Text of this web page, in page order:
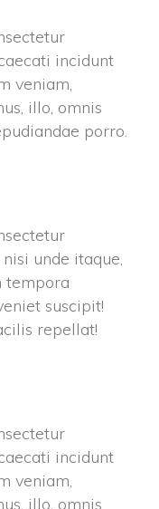
incidunt
veniam,
illo, omnis
porro.
unde itaque,
tempora
suscipit!
repellat!
incidunt
veniam,
illo, omnis